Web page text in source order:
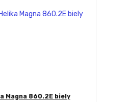
Magna 860.2E biely